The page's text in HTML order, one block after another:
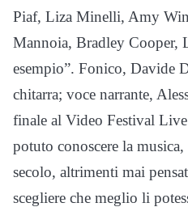
Piaf, Liza Minelli, Amy
Mannoia, Bradley Cooper,
esempio”. Fonico, Davide
chitarra; voce narrante,
finale al Video Festival
potuto conoscere la
secolo, altrimenti mai
scegliere che meglio li